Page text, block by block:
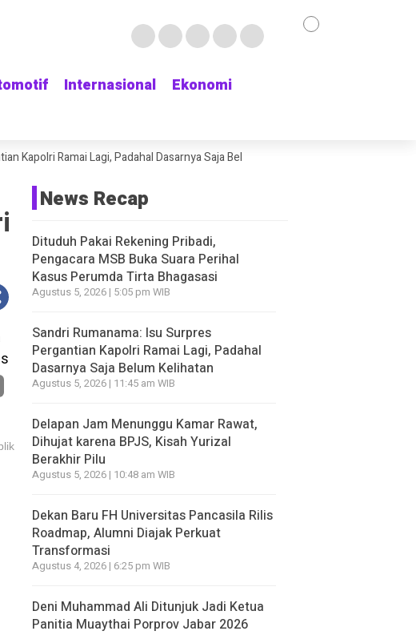
Internasional
Ekonomi
Internasional
Ekonomi
Ramai Lagi, Padahal Dasarnya Saja Belum Kelihatan
News Recap
Dituduh Pakai Rekening Pribadi,
Pengacara MSB Buka Suara Perihal
Kasus Perumda Tirta Bhagasasi
Agustus 5, 2026 | 5:05 pm WIB
Sandri Rumanama: Isu Surpres
Pergantian Kapolri Ramai Lagi, Padahal
Dasarnya Saja Belum Kelihatan
Agustus 5, 2026 | 11:45 am WIB
Delapan Jam Menunggu Kamar Rawat,
Dihujat karena BPJS, Kisah Yurizal
Berakhir Pilu
Agustus 5, 2026 | 10:48 am WIB
Dekan Baru FH Universitas Pancasila Rilis
Roadmap, Alumni Diajak Perkuat
Transformasi
Agustus 4, 2026 | 6:25 pm WIB
Deni Muhammad Ali Ditunjuk Jadi Ketua
Panitia Muaythai Porprov Jabar 2026